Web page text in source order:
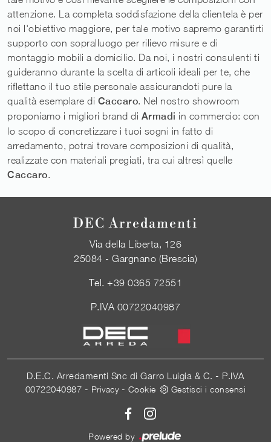
attenzione. La completa soddisfazione della clientela è per
noi l'obiettivo maggiore, per tale motivo sapremo garantirti
supporto con sopralluogo per rilievo misure e di
montaggio mobili a domicilio. Da noi, i nostri consulenti ti
guideranno durante la scelta di articoli ideali per te, che
riflettano il tuo stile personale assicurandoti pure la
qualità esemplare di Caccaro. Nel nostro showroom
proponiamo i migliori brand di Armadi in commercio: con
lo scopo di concretizzare i tuoi sogni in fatto di
arredamento, potrai trovare composizioni di qualità,
realizzate con materiali pregiati, tra cui altresì quelle
Caccaro.
DEC Arredamenti
Via della Liberta, 126
25084 - Gargnano (Brescia)
Tel.+39 0365 72551
P.IVA 00722040987
D.E.C. Arredamenti Snc di Garro Luigia & C. - P.IVA
00722040987 - Privacy- Cookie Gestisci i consensi
Powered by